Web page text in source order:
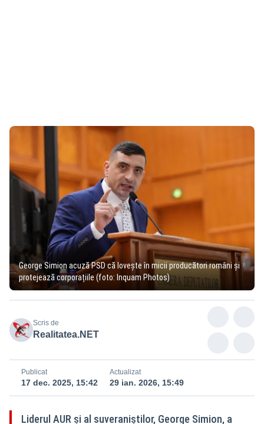
George Simion acuză PSD că lovește în micii producători români și
protejează corporațiile (foto: Inquam Photos)
Scris de
Realitatea.NET
Publicat
17 dec. 2025, 15:42
Actualizat
29 ian. 2026, 15:49
Liderul AUR și al suveraniștilor, George Simion, a